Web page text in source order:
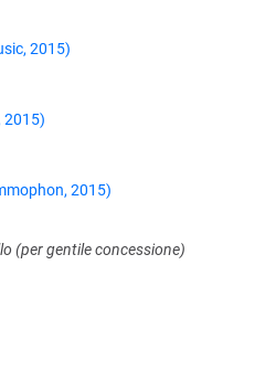
2015)
2015)
2015)
(per gentile concessione)